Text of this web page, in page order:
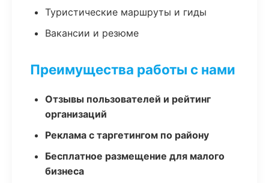
Туристические маршруты и гиды
Вакансии и резюме
Преимущества работы с нами
Отзывы пользователей и рейтинг
организаций
Реклама с таргетингом по району
Бесплатное размещение для малого
бизнеса